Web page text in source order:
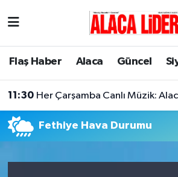
Flaş Haber Alaca Güncel
11:30 Her Çarşamba Canlı Müzik: Alacalılar
Fethiye Hava Durumu
Çorum Nöbetçi Eczaneler